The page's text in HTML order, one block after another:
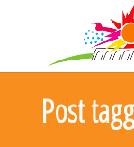
Post